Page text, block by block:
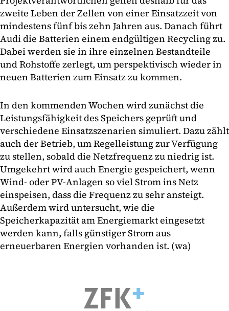
zweite Leben der Zellen von einer Einsatzzeit von
mindestens fünf bis zehn Jahren aus. Danach führt
Audi die Batterien einem endgültigen Recycling zu.
Dabei werden sie in ihre einzelnen Bestandteile
und Rohstoffe zerlegt, um perspektivisch wieder in
neuen Batterien zum Einsatz zu kommen.
In den kommenden Wochen wird zunächst die
Leistungsfähigkeit des Speichers geprüft und
verschiedene Einsatzszenarien simuliert. Dazu zählt
auch der Betrieb, um Regelleistung zur Verfügung
zu stellen, sobald die Netzfrequenz zu niedrig ist.
Umgekehrt wird auch Energie gespeichert, wenn
Wind- oder PV-Anlagen so viel Strom ins Netz
einspeisen, dass die Frequenz zu sehr ansteigt.
Außerdem wird untersucht, wie die
Speicherkapazität am Energiemarkt eingesetzt
werden kann, falls günstiger Strom aus
erneuerbaren Energien vorhanden ist. (wa)